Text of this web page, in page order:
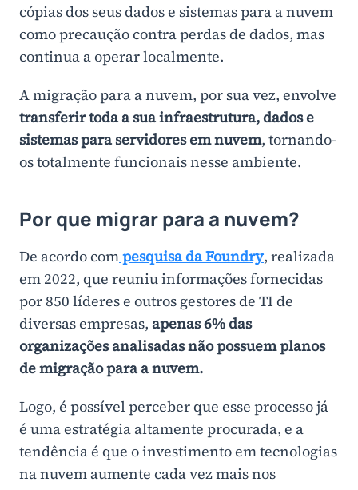
cópias dos seus dados e sistemas para a nuvem
como precaução contra perdas de dados, mas
continua a operar localmente.
A migração para a nuvem, por sua vez, envolve
transferir toda a sua infraestrutura, dados e
sistemas para servidores em nuvem, tornando-
os totalmente funcionais nesse ambiente.
Por que migrar para a nuvem?
De acordo compesquisa da Foundry, realizada
em 2022, que reuniu informações fornecidas
por 850 líderes e outros gestores de TI de
diversas empresas, apenas 6% das
organizações analisadas não possuem planos
de migração para a nuvem.
Logo, é possível perceber que esse processo já
é uma estratégia altamente procurada, e a
tendência é que o investimento em tecnologias
na nuvem aumente cada vez mais nos